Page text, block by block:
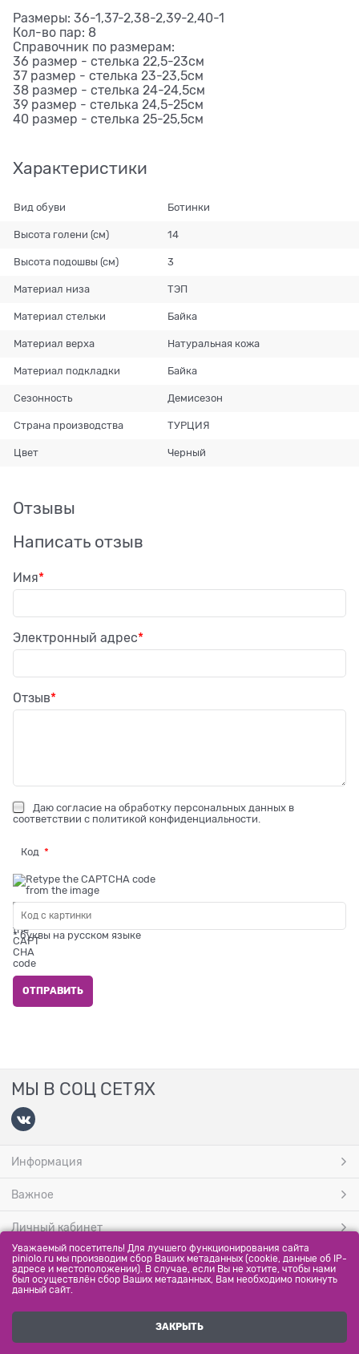
Размеры: 36-1,37-2,38-2,39-2,40-1
Кол-во пар: 8
Справочник по размерам:
36 размер - стелька 22,5-23см
37 размер - стелька 23-23,5см
38 размер - стелька 24-24,5см
39 размер - стелька 24,5-25см
40 размер - стелька 25-25,5см
Характеристики
Вид обуви Ботинки
Высота голени (см) 14
Высота подошвы (см) 3
Материал низа ТЭП
Материал стельки Байка
Материал верха Натуральная кожа
Материал подкладки Байка
Сезонность Демисезон
Страна производства ТУРЦИЯ
Цвет Черный
Отзывы
Написать отзыв
Имя
Электронный адрес
Отзыв
Даю согласие на обработку персональных данных в
соответствии с политикой конфиденциальности.
Код
* буквы на русском языке
МЫ В СОЦ СЕТЯХ
Информация
Важное
Личный кабинет
МЫ ПРИНИМАЕМ
Полная версия сайта
Уважаемый посетитель! Для лучшего функционирования сайта
piniolo.ru мы производим сбор Ваших метаданных (cookie, данные об IP-
адресе и местоположении). В случае, если Вы не хотите, чтобы нами
был осуществлён сбор Ваших метаданных, Вам необходимо покинуть
данный сайт.
ЗАКРЫТЬ